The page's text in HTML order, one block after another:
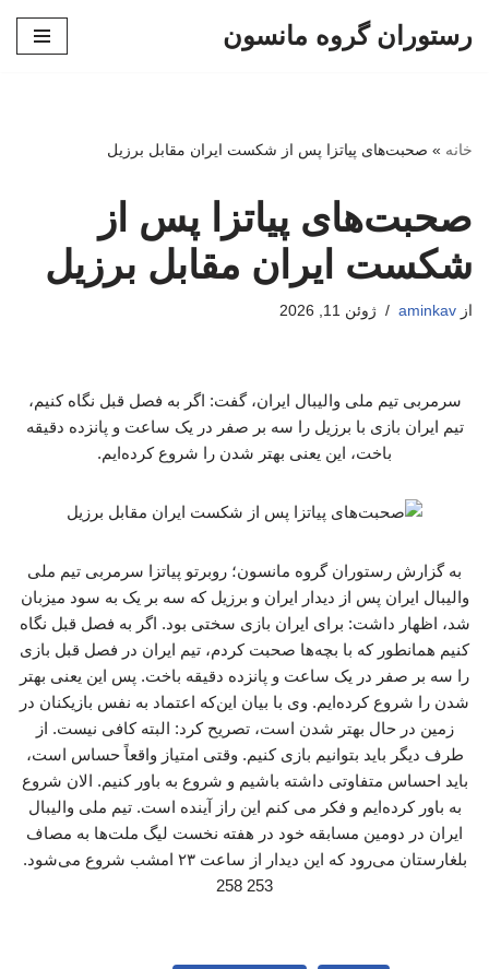
رستوران گروه مانسون
خانه » صحبت‌های پیاتزا پس از شکست ایران مقابل برزیل
صحبت‌های پیاتزا پس از
شکست ایران مقابل برزیل
از aminkav ژوئن 11, 2026
سرمربی تیم ملی والیبال ایران، گفت: اگر به فصل قبل نگاه کنیم،
تیم ایران بازی با برزیل را سه بر صفر در یک ساعت و پانزده دقیقه
باخت، این یعنی بهتر شدن را شروع کرده‌ایم.
به گزارش رستوران گروه مانسون؛ روبرتو پیاتزا سرمربی تیم ملی
والیبال ایران پس از دیدار ایران و برزیل که سه بر یک به سود میزبان
شد، اظهار داشت: برای ایران بازی سختی بود. اگر به فصل قبل نگاه
کنیم همانطور که با بچه‌ها صحبت کردم، تیم ایران در فصل قبل بازی
را سه بر صفر در یک ساعت و پانزده دقیقه باخت. پس این یعنی بهتر
شدن را شروع کرده‌ایم. وی با بیان این‌که اعتماد به نفس بازیکنان در
زمین در حال بهتر شدن است، تصریح کرد: البته کافی نیست. از
طرف دیگر باید بتوانیم بازی کنیم. وقتی امتیاز واقعاً حساس است،
باید احساس متفاوتی داشته باشیم و شروع به باور کنیم. الان شروع
به باور کرده‌ایم و فکر می کنم این راز آینده است. تیم ملی والیبال
ایران در دومین مسابقه خود در هفته نخست لیگ ملت‌ها به مصاف
بلغارستان می‌رود که این دیدار از ساعت ۲۳ امشب شروع می‌شود.
253 258